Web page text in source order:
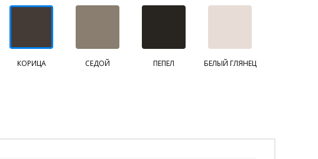
КОРИЦА СЕДОЙ ПЕПЕЛ БЕЛЫЙ ГЛЯНЕЦ